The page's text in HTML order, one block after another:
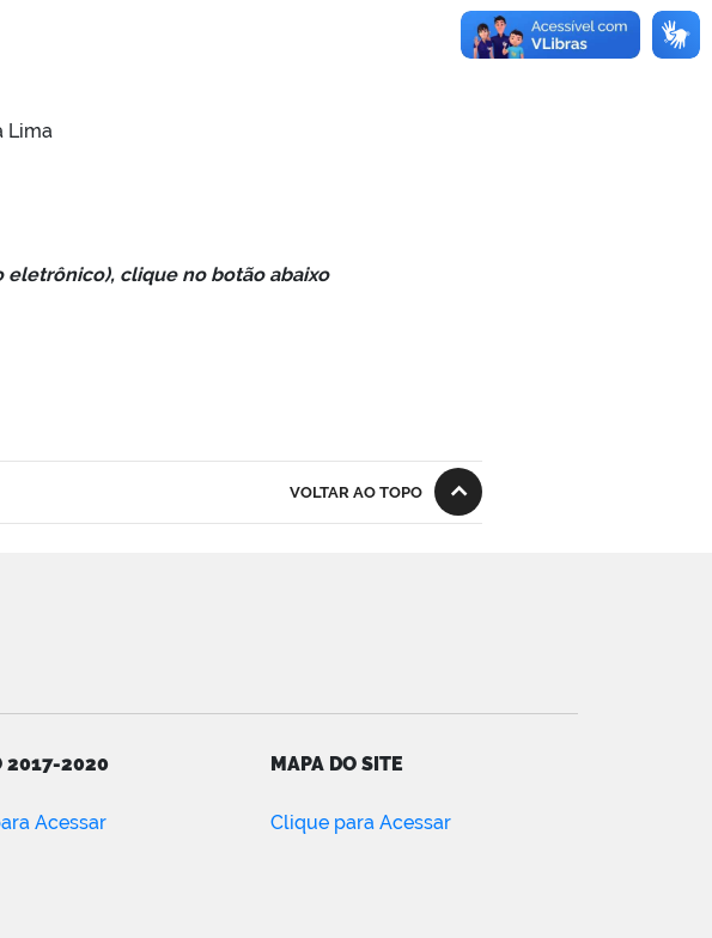
Lima
clique no botão abaixo
VOLTAR AO TOPO
2017-2020
Acessar
MAPA DO SITE
Clique para Acessar